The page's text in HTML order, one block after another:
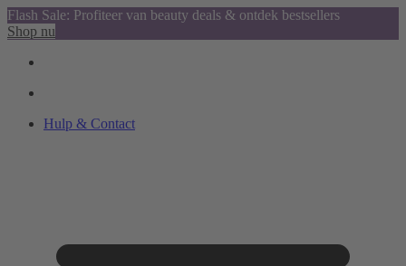
Flash Sale: Profiteer van beauty deals & ontdek bestsellers
Shop nu
Hulp & Contact